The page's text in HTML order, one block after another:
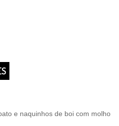
e naquinhos de boi com molho